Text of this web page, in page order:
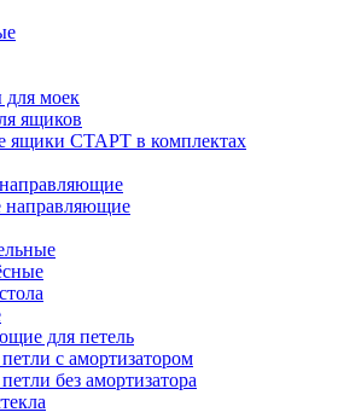
для моек
ящиков
СТАРТ в комплектах
для петель
с амортизатором
без амортизатора